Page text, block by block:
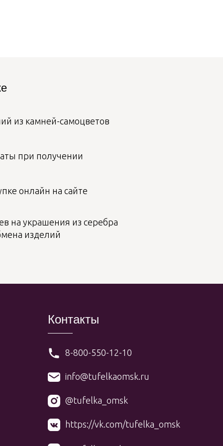
из камней-самоцветов
на украшения из серебра
изделий
при получении
онлайн на сайте
Контакты
@tufelka_omsk
https://vk.com/tufelka_omsk
8-800-550-12-10
info@tufelkaomsk.ru